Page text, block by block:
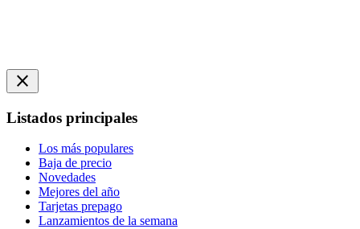
close
Listados principales
Los más populares
Baja de precio
Novedades
Mejores del año
Tarjetas prepago
Lanzamientos de la semana